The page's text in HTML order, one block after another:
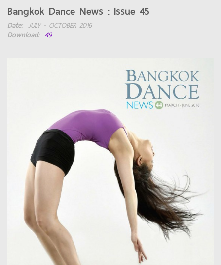
Bangkok Dance News : Issue 45
Date: JULY - OCTOBER 2016
Download: 49